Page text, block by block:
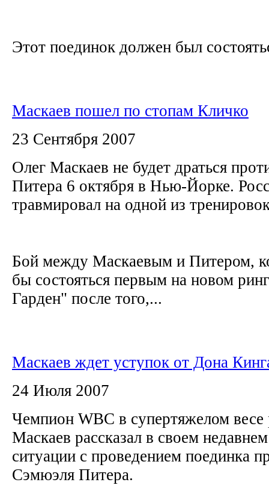
Этот поединок должен был
Маскаев пошел по стопам Кличко
23 Сентября 2007
Олег Маскаев не будет драться
Питера 6 октября в Нью-Йорке.
травмировал на одной из
Бой между Маскаевым и Питером,
бы состояться первым на новом
Гарден" после того,...
Маскаев ждет уступок от Дона
24 Июля 2007
Чемпион WBC в супертяжелом весе
Маскаев рассказал в своем
ситуации с проведением поединка
Сэмюэля Питера.